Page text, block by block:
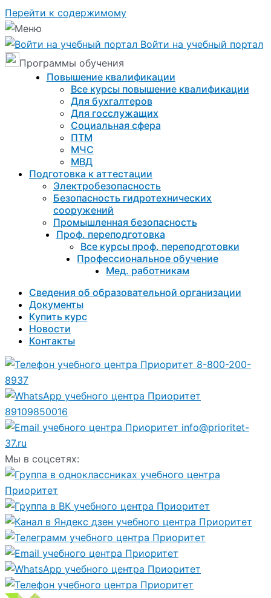
Перейти к содержимому
Войти на учебный портал
Программы обучения
Повышение квалификации
Все курсы повышение квалификации
Для бухгалтеров
Для госслужащих
Социальная сфера
ПТМ
МЧС
МВД
Подготовка к aттестации
Электробезопасность
Безопасность гидротехнических
сооружений
Промышленная безопасность
Проф. переподготовка
Все курсы проф. переподготовки
Профессиональное обучение
Мед. работникам
Сведения об образовательной организации
Документы
Купить курс
Новости
Контакты
8-800-200-
8937
89109850016
info@prioritet-
37.ru
Мы в соцсетях: